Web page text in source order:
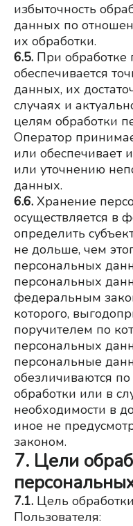
избыточность
данных по
их обработки.
6.5. При
обеспечивается
данных, их
случаях и
целям обработки
Оператор
или обеспечивает
или уточнению
данных.
6.6. Хранение
осуществляется в
определить
не дольше, чем
персональных
персональных
федеральным
которого,
поручителем по
персональных
персональные
обезличиваются
обработки или в
необходимости в
иное не
законом.
7. Цели
7.1. Цель
Пользователя: